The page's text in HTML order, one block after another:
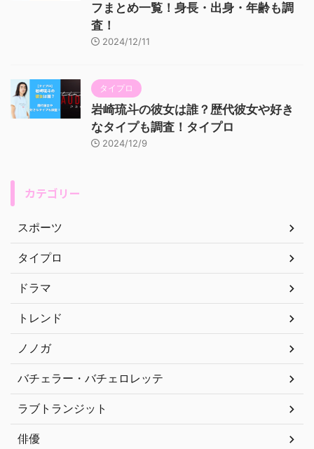
フまとめ一覧！身長・出身・年齢も調
査！
2024/12/11
タイプロ
岩崎琉斗の彼女は誰？歴代彼女や好き
なタイプも調査！タイプロ
2024/12/9
カテゴリー
スポーツ
タイプロ
ドラマ
トレンド
ノノガ
バチェラー・バチェロレッテ
ラブトランジット
俳優